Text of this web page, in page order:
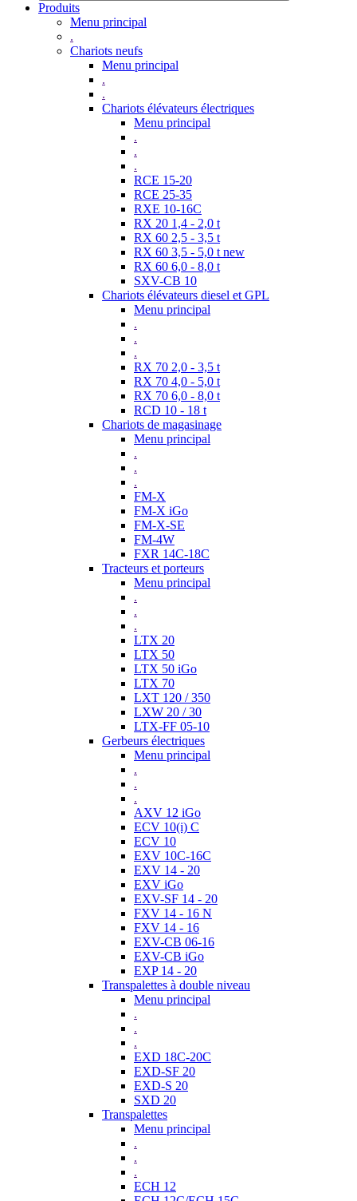
Produits
Menu principal
.
Chariots neufs
Menu principal
.
.
Chariots élévateurs électriques
Menu principal
.
.
.
RCE 15-20
RCE 25-35
RXE 10-16C
RX 20 1,4 - 2,0 t
RX 60 2,5 - 3,5 t
RX 60 3,5 - 5,0 t new
RX 60 6,0 - 8,0 t
SXV-CB 10
Chariots élévateurs diesel et GPL
Menu principal
.
.
.
RX 70 2,0 - 3,5 t
RX 70 4,0 - 5,0 t
RX 70 6,0 - 8,0 t
RCD 10 - 18 t
Chariots de magasinage
Menu principal
.
.
.
FM-X
FM-X iGo
FM-X-SE
FM-4W
FXR 14C-18C
Tracteurs et porteurs
Menu principal
.
.
.
LTX 20
LTX 50
LTX 50 iGo
LTX 70
LXT 120 / 350
LXW 20 / 30
LTX-FF 05-10
Gerbeurs électriques
Menu principal
.
.
.
AXV 12 iGo
ECV 10(i) C
ECV 10
EXV 10C-16C
EXV 14 - 20
EXV iGo
EXV-SF 14 - 20
FXV 14 - 16 N
FXV 14 - 16
EXV-CB 06-16
EXV-CB iGo
EXP 14 - 20
Transpalettes à double niveau
Menu principal
.
.
.
EXD 18C-20C
EXD-SF 20
EXD-S 20
SXD 20
Transpalettes
Menu principal
.
.
.
ECH 12